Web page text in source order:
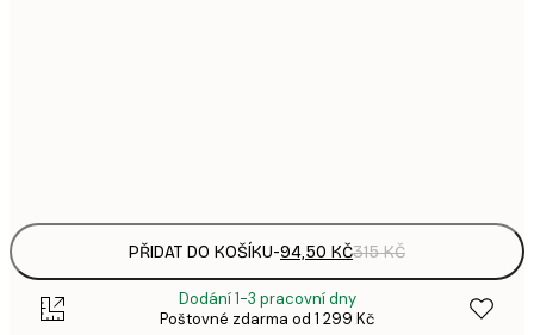
PŘIDAT DO KOŠÍKU-94,50 KČ315 KČ
Dodání 1-3 pracovní dny
Poštovné zdarma od 1 299 Kč